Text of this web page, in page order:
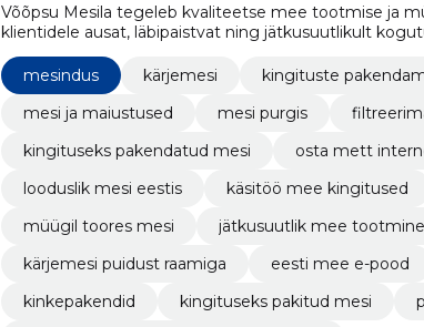
Võõpsu Mesila tegeleb kvaliteetse mee tootmise ja
klientidele ausat, läbipaistvat ning jätkusuutlikult
mesindus kärjemesi
kingituste
mesi ja maiustused
mesi purgis
kingituseks pakendatud mesi
osta mett
looduslik mesi eestis
käsitöö mee kingitused
müügil toores mesi
jätkusuutlik mee tootmine
kärjemesi puidust raamiga
eesti mee e-pood
kinkepakendid
kingituseks pakitud mesi